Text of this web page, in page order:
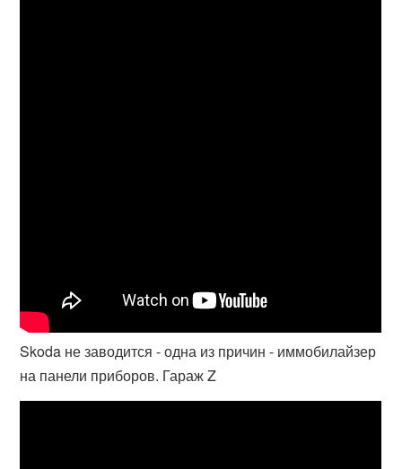
Skoda не заводится - одна из причин - иммобилайзер
на панели приборов. Гараж Z